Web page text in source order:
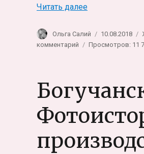
Читать далее«Саяно-
Автор
Ольга Салий 10.08.2018
комментарий
ГЭС
изнутри
вокруг.
фотообзор
Просмотров: 11